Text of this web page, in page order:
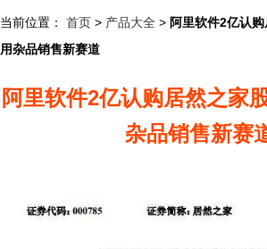
当前位置： 首页 > 产品大全 > 阿里软件2亿认
用杂品销售新赛道
阿里软件2亿认购居然之家
杂品销售新赛